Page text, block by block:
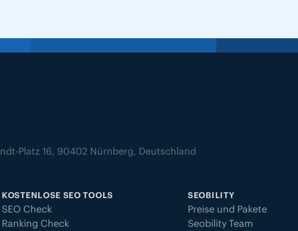
Platz 16, 90402 Nürnberg, Deutschland
KOSTENLOSE SEO TOOLS
SEO Check
Ranking Check
SEOBILITY
Preise und Pakete
Seobility Team